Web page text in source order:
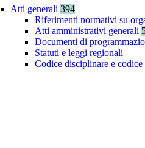
Atti generali 394
Riferimenti normativi su
Atti amministrativi generali
Documenti di
Statuti e leggi regionali
Codice disciplinare e codice